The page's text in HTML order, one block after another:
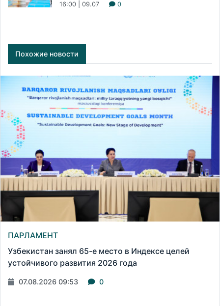
16:00 | 09.07 0
Похожие новости
ПАРЛАМЕНТ
Узбекистан занял 65-е место в Индексе целей
устойчивого развития 2026 года
07.08.2026 09:53 0